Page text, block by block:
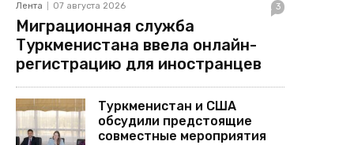
Лента 07 августа 2026 3
Миграционная служба
Туркменистана ввела онлайн-
регистрацию для иностранцев
Туркменистан и США
обсудили предстоящие
совместные мероприятия